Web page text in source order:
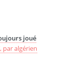
joué
, paralgérien